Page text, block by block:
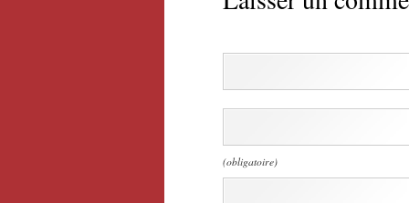
(obligatoire)